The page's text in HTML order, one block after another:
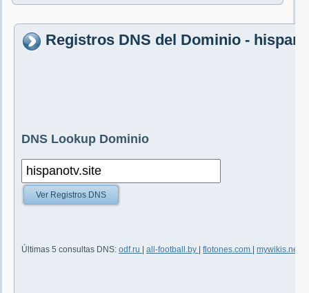
Registros DNS del Dominio -
DNS Lookup Dominio
Ver Registros DNS
Últimas 5 consultas DNS: odf.ru all-football.by flotones.com mywikis.net